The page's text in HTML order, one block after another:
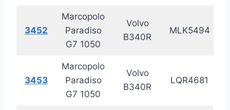
3452
Marcopolo
Paradiso
G7 1050
Volvo
B340R
MLK5494
3453
Marcopolo
Paradiso
G7 1050
Volvo
B340R
LQR4681